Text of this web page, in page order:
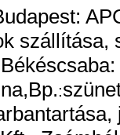
szállítása,
: